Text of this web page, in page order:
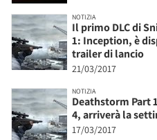
NOTIZIA
Il primo DLC di
1: Inception, è
trailer di lancio
21/03/2017
NOTIZIA
Deathstorm Part
4, arriverà la
17/03/2017